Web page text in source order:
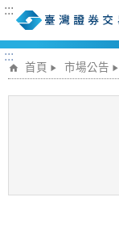
:::
:::
首頁 市場公告